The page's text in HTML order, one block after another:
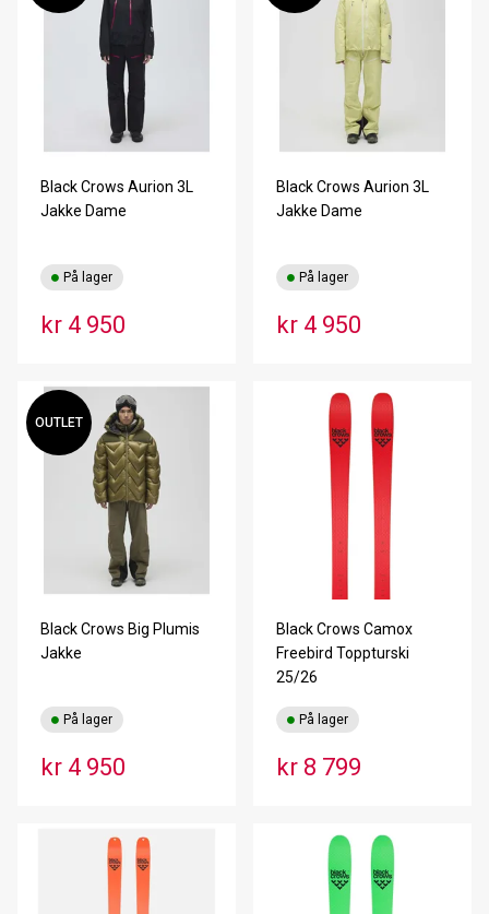
Black Crows Aurion 3L
Jakke Dame
kr 4 950
På lager
Black Crows Aurion 3L
Jakke Dame
kr 4 950
På lager
OUTLET
Black Crows Big Plumis
Jakke
kr 4 950
På lager
Black Crows Camox
Freebird Toppturski
25/26
kr 8 799
På lager